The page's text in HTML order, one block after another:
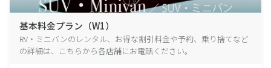
基本料金プラン（W1）
RV・ミニバンのレンタル、お得な割引料金や予約、乗り捨てなど
の詳細は、こちらから各店舗にお電話ください。